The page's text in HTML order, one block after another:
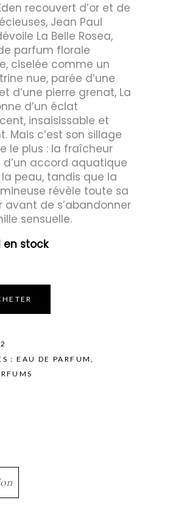
recouvert d’or et de
Jean Paul
La Belle Rosea,
parfum florale
ciselée comme un
nue, parée d’une
d’une pierre grenat, La
d’un éclat
insaisissable et
Mais c’est son sillage
le plus : la fraîcheur
d’un accord aquatique
la peau, tandis que la
révèle toute sa
avant de s’abandonner
sensuelle.
en stock
:EAU DE PARFUM,